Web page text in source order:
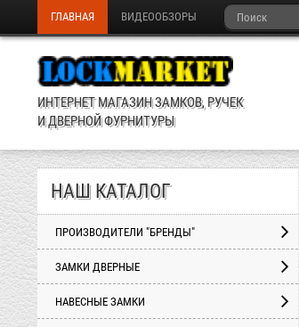
ИНТЕРНЕТ МАГАЗИН ЗАМКОВ, РУЧЕК
И ДВЕРНОЙ ФУРНИТУРЫ
НАШ КАТАЛОГ
ПРОИЗВОДИТЕЛИ "БРЕНДЫ"
ЗАМКИ ДВЕРНЫЕ
НАВЕСНЫЕ ЗАМКИ
ГЛАВНАЯ ВИДЕООБЗОРЫ